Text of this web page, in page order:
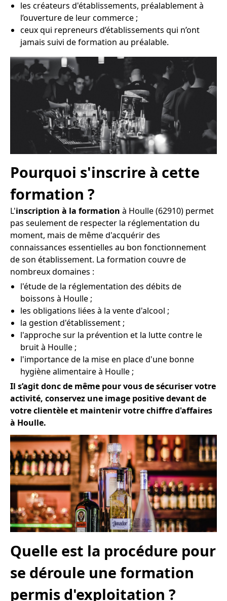
les créateurs d'établissements, préalablement à
l’ouverture de leur commerce ;
ceux qui repreneurs d’établissements qui n’ont
jamais suivi de formation au préalable.
Pourquoi s'inscrire à cette
formation ?
L'inscription à la formation à Houlle (62910) permet
pas seulement de respecter la réglementation du
moment, mais de même d'acquérir des
connaissances essentielles au bon fonctionnement
de son établissement. La formation couvre de
nombreux domaines :
l'étude de la réglementation des débits de
boissons à Houlle ;
les obligations liées à la vente d'alcool ;
la gestion d'établissement ;
l'approche sur la prévention et la lutte contre le
bruit à Houlle ;
l'importance de la mise en place d'une bonne
hygiène alimentaire à Houlle ;
Il s’agit donc de même pour vous de sécuriser votre
activité, conservez une image positive devant de
votre clientèle et maintenir votre chiffre d'affaires
à Houlle.
Quelle est la procédure pour
se déroule une formation
permis d'exploitation ?